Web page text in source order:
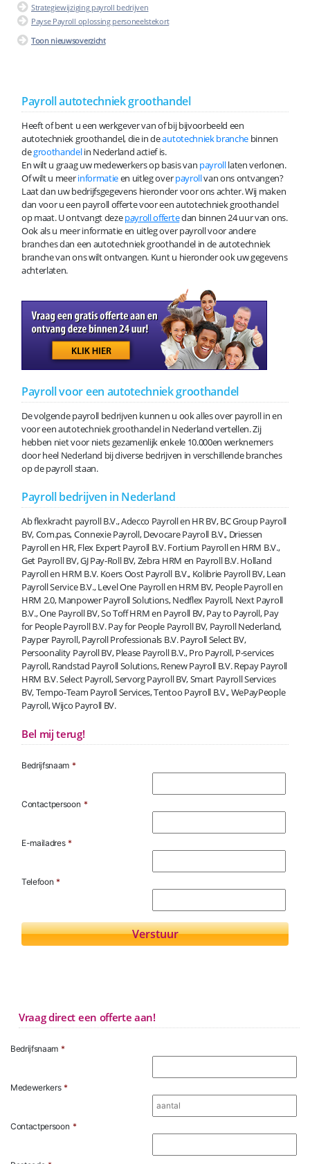
Strategiewijziging payroll bedrijven
Payse Payroll oplossing personeelstekort
Toon nieuwsoverzicht
Payroll autotechniek groothandel
Heeft of bent u een werkgever van of bij bijvoorbeeld een
autotechniek groothandel, die in deautotechniek branche binnen
degroothandelin Nederland actief is.
En wilt u graag uw medewerkers op basis van payrolllaten verlonen.
Of wilt u meerinformatieen uitleg overpayrollvan ons ontvangen?
Laat dan uw bedrijfsgegevens hieronder voor ons achter. Wij maken
dan voor u een payroll offerte voor een autotechniek groothandel
op maat. U ontvangt dezepayroll offertedan binnen 24 uur van ons.
Ook als u meer informatie en uitleg over payroll voor andere
branches dan een autotechniek groothandel in de autotechniek
branche van ons wilt ontvangen. Kunt u hieronder ook uw gegevens
achterlaten.
Payroll voor een autotechniek groothandel
De volgende payroll bedrijven kunnen u ook alles over payroll in en
voor een autotechniek groothandel in Nederland vertellen. Zij
hebben niet voor niets gezamenlijk enkele 10.000en werknemers
door heel Nederland bij diverse bedrijven in verschillende branches
op de payroll staan.
Payroll bedrijven in Nederland
Ab flexkracht payroll B.V., Adecco Payroll en HR BV, BC Group Payroll
BV, Com.pas, Connexie Payroll, Devocare Payroll B.V., Driessen
Payroll en HR, Flex Expert Payroll B.V. Fortium Payroll en HRM B.V.,
Get Payroll BV, GJ Pay-Roll BV, Zebra HRM en Payroll B.V. Holland
Payroll en HRM B.V. Koers Oost Payroll B.V., Kolibrie Payroll BV, Lean
Payroll Service B.V., Level One Payroll en HRM BV, People Payroll en
HRM 2.0, Manpower Payroll Solutions, Nedflex Payroll, Next Payroll
B.V., One Payroll BV, So Toff HRM en Payroll BV, Pay to Payroll, Pay
for People Payroll B.V. Pay for People Payroll BV, Payroll Nederland,
Payper Payroll, Payroll Professionals B.V. Payroll Select BV,
Persoonality Payroll BV, Please Payroll B.V., Pro Payroll, P-services
Payroll, Randstad Payroll Solutions, Renew Payroll B.V. Repay Payroll
HRM B.V. Select Payroll, Servorg Payroll BV, Smart Payroll Services
BV, Tempo-Team Payroll Services, Tentoo Payroll B.V., WePayPeople
Payroll, Wijco Payroll BV.
Bel mij terug!
Bedrijfsnaam *
Contactpersoon *
E-mailadres *
Telefoon *
Vraag direct een offerte aan!
Bedrijfsnaam *
Medewerkers *
Contactpersoon *